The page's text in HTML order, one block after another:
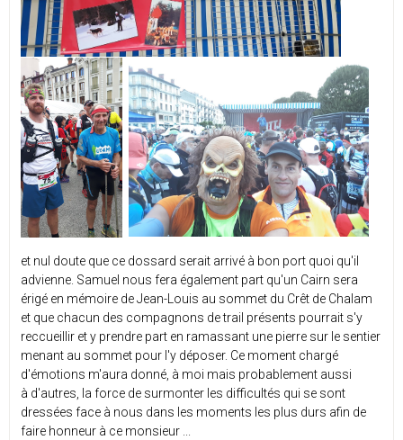
et nul doute que ce dossard serait arrivé à bon port quoi qu'il
advienne. Samuel nous fera également part qu'un Cairn sera
érigé en mémoire de Jean-Louis au sommet du Crêt de Chalam
et que chacun des compagnons de trail présents pourrait s'y
reccueillir et y prendre part en ramassant une pierre sur le sentier
menant au sommet pour l'y déposer. Ce moment chargé
d'émotions m'aura donné, à moi mais probablement aussi
à d'autres, la force de surmonter les difficultés qui se sont
dressées face à nous dans les moments les plus durs afin de
faire honneur à ce monsieur ...